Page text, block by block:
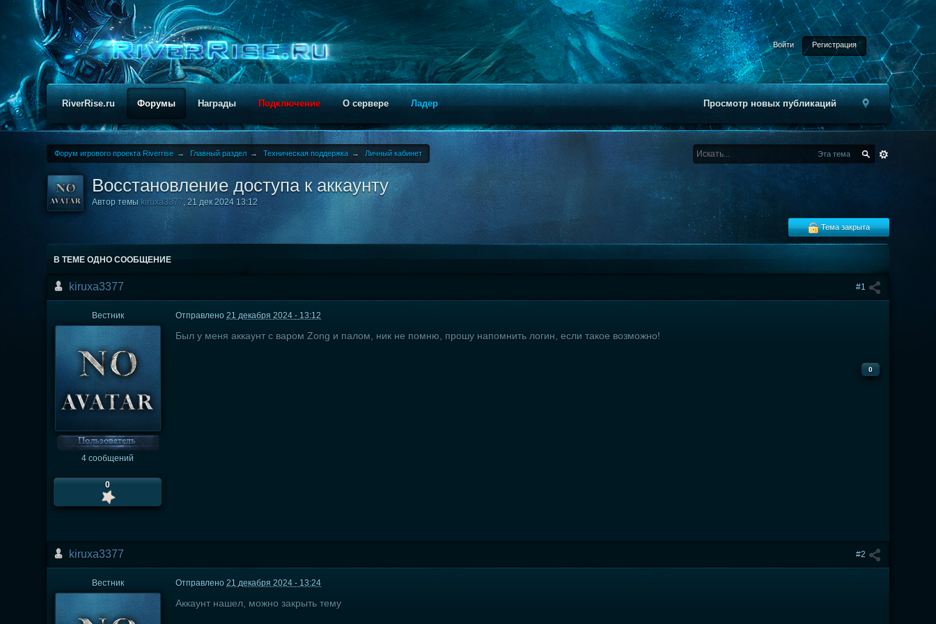
Войти Регистрация
Просмотр новых публикаций
RiverRise.ru Форумы Награды Подключение О сервере Ладер
Форум игрового проекта Riverrise → Главный раздел → Техническая поддержка → Личный кабинет Эта тема
Восстановление доступа к аккаунту
Автор темы kiruxa3377,21 дек 2024 13:12
Тема закрыта
В ТЕМЕ ОДНО СООБЩЕНИЕ
#1
kiruxa3377
Вестник
4 сообщений
0
Отправлено21 декабря 2024 - 13:12
Был у меня аккаунт с варом Zong и палом, ник не помню, прошу напомнить логин, если такое возможно!
0
#2
kiruxa3377
Вестник Отправлено21 декабря 2024 - 13:24
Аккаунт нашел, можно закрыть тему